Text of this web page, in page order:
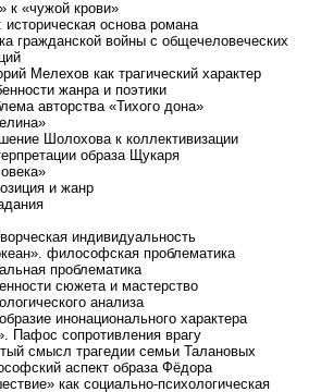
к «чужой крови»
историческая основа романа
гражданской войны с общечеловеческих
Мелехов как трагический характер
жанра и поэтики
авторства «Тихого дона»
Шолохова к коллективизации
образа Щукаря
и жанр
индивидуальность
философская проблематика
проблематика
сюжета и мастерство
анализа
инонационального характера
Пафос сопротивления врагу
смысл трагедии семьи Талановых
аспект образа Фёдора
как социально-психологическая